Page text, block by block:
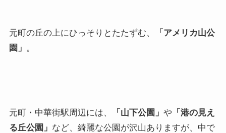
元町の丘の上にひっそりとたたずむ、
「アメリカ山公
園」 。
元町・中華街駅周辺には、 「山下公園」 や 「港の見え
る丘公園」 など、綺麗な公園が沢山ありますが、中で